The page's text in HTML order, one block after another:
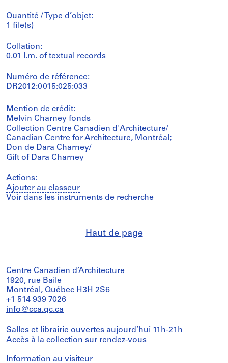
Quantité / Type d’objet:
1 file(s)
Collation:
0.01 l.m. of textual records
Numéro de référence:
DR2012:0015:025:033
Mention de crédit:
Melvin Charney fonds
Collection Centre Canadien d'Architecture/
Canadian Centre for Architecture, Montréal;
Don de Dara Charney/
Gift of Dara Charney
Actions:
Ajouter au classeur
Voir dans les instruments de recherche
Haut de page
Centre Canadien d’Architecture
1920, rue Baile
Montréal, Québec H3H 2S6
+1 514 939 7026
info@cca.qc.ca
Salles et librairie ouvertes aujourd’hui 11h-21h
Accès à la collection sur rendez-vous
Information au visiteur